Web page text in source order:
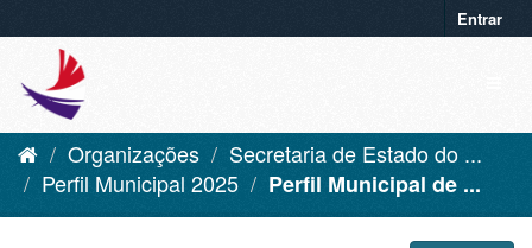
Entrar
Organizações
Secretaria de Estado do ...
Perfil Municipal 2025
Perfil Municipal de ...